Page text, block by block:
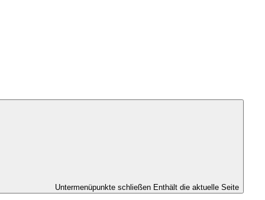
Untermenüpunkte schließen Enthält die aktuelle Seite